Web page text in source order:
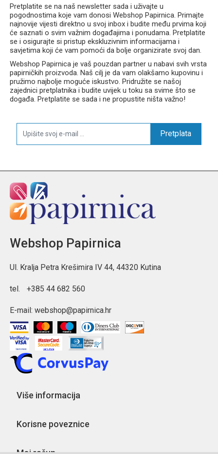
Pretplatite se na naš newsletter sada i uživajte u
pogodnostima koje vam donosi Webshop Papirnica. Primajte
najnovije vijesti direktno u svoj inbox i budite među prvima koji
će saznati o svim važnim događajima i ponudama. Pretplatite
se i osigurajte si pristup ekskluzivnim informacijama i
savjetima koji će vam pomoći da bolje organizirate svoj dan.
Webshop Papirnica je vaš pouzdan partner u nabavi svih vrsta
papirničkih proizvoda. Naš cilj je da vam olakšamo kupovinu i
pružimo najbolje moguće iskustvo. Pridružite se našoj
zajednici pretplatnika i budite uvijek u toku sa svime što se
događa. Pretplatite se sada i ne propustite ništa važno!
Pretplata
Webshop Papirnica
Ul. Kralja Petra Krešimira IV 44, 44320 Kutina
tel. +385 44 682 560
E-mail: webshop@papirnica.hr
Više informacija
Korisne poveznice